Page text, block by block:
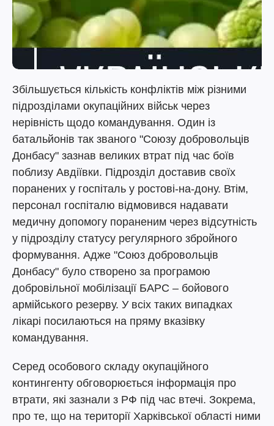
Збільшується кількість конфліктів між різними
підрозділами окупаційних військ через
нерівність щодо командування. Один із
батальйонів так званого "Союзу добровольців
Донбасу" зазнав великих втрат під час боїв
поблизу Авдіївки. Підрозділ доставив своїх
поранених у госпіталь у ростові-на-дону. Втім,
персонал госпіталю відмовився надавати
медичну допомогу пораненим через відсутність
у підрозділу статусу регулярного збройного
формування. Адже "Союз добровольців
Донбасу" було створено за програмою
добровільної мобілізації БАРС – бойового
армійського резерву. У всіх таких випадках
лікарі посилаються на пряму вказівку
командування.
Серед особового складу окупаційного
контингенту обговорюється інформація про
втрати, які зазнали з РФ під час втечі. Зокрема,
про те, що на території Харківської області ними